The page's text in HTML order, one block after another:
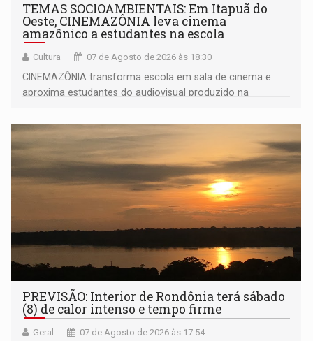
TEMAS SOCIOAMBIENTAIS: Em Itapuã do
Oeste, CINEMAZÔNIA leva cinema
amazônico a estudantes na escola
Cultura 07 de Agosto de 2026 às 18:30
CINEMAZÔNIA transforma escola em sala de cinema e
aproxima estudantes do audiovisual produzido na
PREVISÃO: Interior de Rondônia terá sábado
(8) de calor intenso e tempo firme
Geral 07 de Agosto de 2026 às 17:54